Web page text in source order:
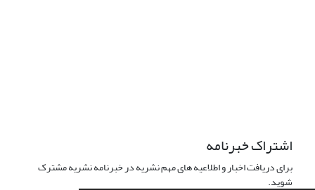
اشتراک خبرنامه
برای دریافت اخبار و اطلاعیه های مهم نشریه در خبرنامه نشریه مشترک
شوید.